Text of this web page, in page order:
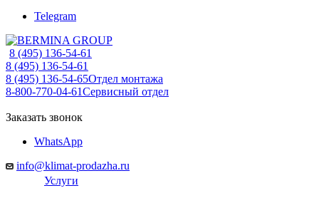
Telegram
8 (495) 136-54-61
8 (495) 136-54-61
8 (495) 136-54-65Отдел монтажа
8-800-770-04-61Сервисный отдел
Заказать звонок
WhatsApp
info@klimat-prodazha.ru
Услуги